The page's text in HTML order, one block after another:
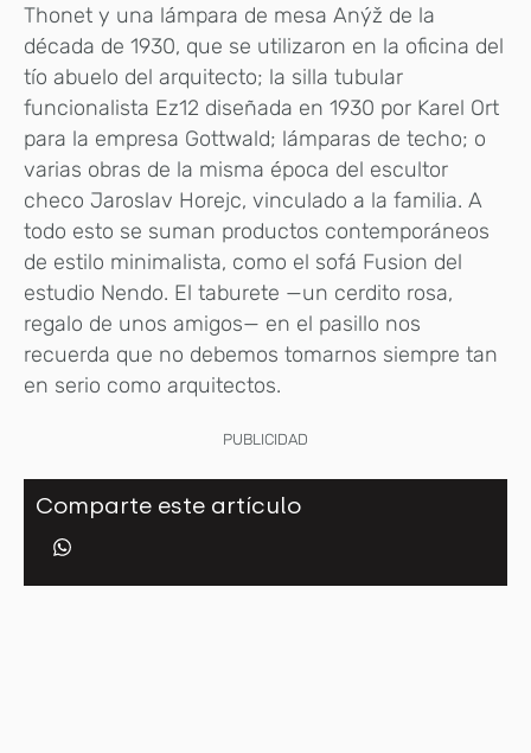
Thonet y una lámpara de mesa Anýž de la
década de 1930, que se utilizaron en la oficina del
tío abuelo del arquitecto; la silla tubular
funcionalista Ez12 diseñada en 1930 por Karel Ort
para la empresa Gottwald; lámparas de techo; o
varias obras de la misma época del escultor
checo Jaroslav Horejc, vinculado a la familia. A
todo esto se suman productos contemporáneos
de estilo minimalista, como el sofá Fusion del
estudio Nendo. El taburete —un cerdito rosa,
regalo de unos amigos— en el pasillo nos
recuerda que no debemos tomarnos siempre tan
en serio como arquitectos.
PUBLICIDAD
Comparte este artículo